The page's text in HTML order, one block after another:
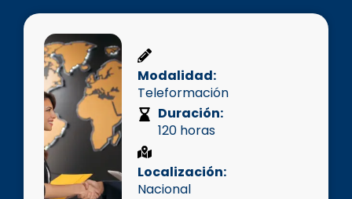
Modalidad:
Teleformación
Duración:
120 horas
Localización:
Nacional